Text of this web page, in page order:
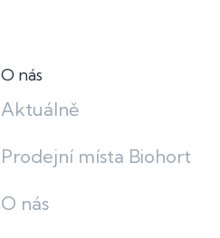
O nás
Aktuálně
Prodejní místa Biohort
O nás